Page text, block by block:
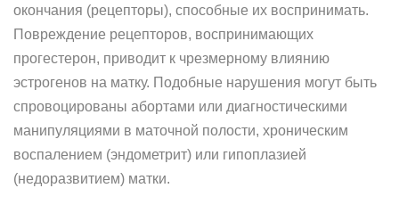
окончания (рецепторы), способные их воспринимать.
Повреждение рецепторов, воспринимающих
прогестерон, приводит к чрезмерному влиянию
эстрогенов на матку. Подобные нарушения могут быть
спровоцированы абортами или диагностическими
манипуляциями в маточной полости, хроническим
воспалением (эндометрит) или гипоплазией
(недоразвитием) матки.